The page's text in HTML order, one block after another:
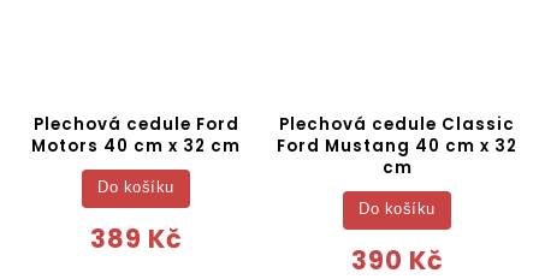
Plechová cedule Ford
Motors 40 cm x 32 cm
389 Kč
Do košíku
Plechová cedule Classic
Ford Mustang 40 cm x 32
cm
390 Kč
Do košíku